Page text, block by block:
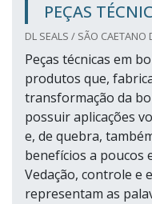
PEÇAS
DL SEALS / SÃO CAETANO
Peças técnicas em
produtos que,
transformação da
possuir aplicações
e, de quebra,
benefícios a poucos
Vedação, controle e
representam as